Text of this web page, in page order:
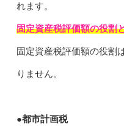
れます。
固定資産税評価額の役割
固定資産税評価額の役割
りません。
●都市計画税